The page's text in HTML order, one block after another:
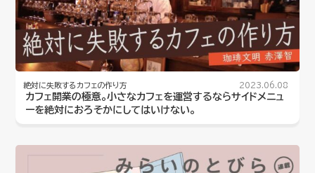
絶対に失敗するカフェの作り方 2023.06.08
カフェ開業の極意。小さなカフェを運営するならサイドメニュ
ーを絶対におろそかにしてはいけない。